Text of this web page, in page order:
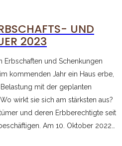
UND
2023
Erbschaften und Schenkungen
kommenden Jahr ein Haus erbe,
mit der geplanten
wirkt sie sich am stärksten aus?
und deren Erbberechtigte seit
Am 10. Oktober 2022…